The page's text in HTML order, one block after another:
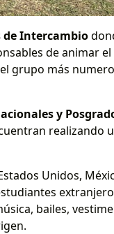
de Intercambio
de animar el
grupo más
y
realizando
Unidos,
bailes,